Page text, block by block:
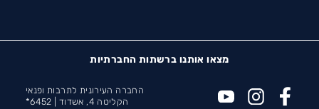
מצאו אותנו ברשתות החברתיות
החברה העירונית לתרבות ופנאי
הקליטה 4, אשדוד |
6452*